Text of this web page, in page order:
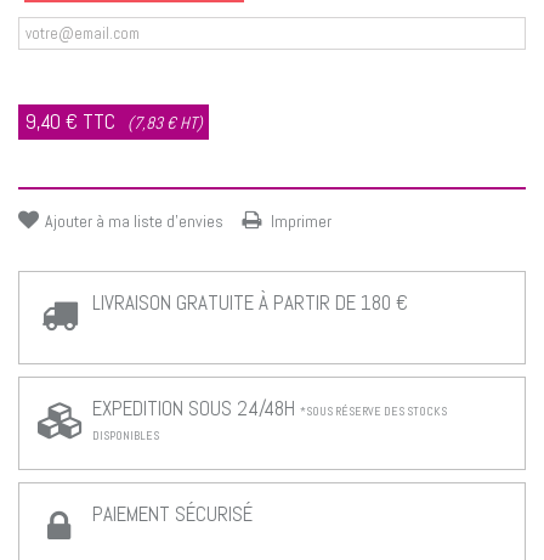
9,40 € TTC (7,83 € HT)
Ajouter à ma liste d'envies Imprimer
LIVRAISON GRATUITE À PARTIR DE 180 €
EXPEDITION SOUS 24/48H *SOUS RÉSERVE DES STOCKS
DISPONIBLES
PAIEMENT SÉCURISÉ